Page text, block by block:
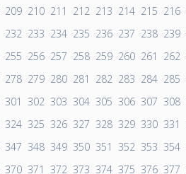
209 210 211 212 213 214 215 216
232 233 234 235 236 237 238 239
255 256 257 258 259 260 261 262
278 279 280 281 282 283 284 285
301 302 303 304 305 306 307 308
324 325 326 327 328 329 330 331
347 348 349 350 351 352 353 354
370 371 372 373 374 375 376 377